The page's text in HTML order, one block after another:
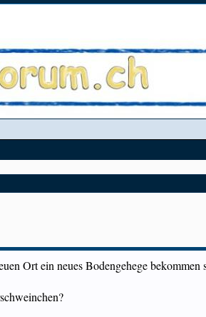
Ort ein neues Bodengehege bekommen